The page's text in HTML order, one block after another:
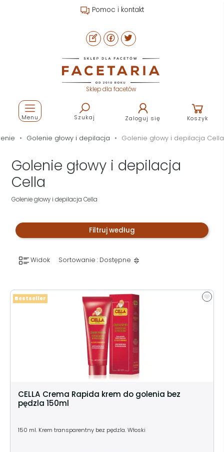
Pomoc i kontakt
Sklep dla facetów
Szukaj Zaloguj się Koszyk
Menu
Golenie głowy i depilacja Golenie głowy i depilacja Cella
Golenie głowy i depilacja
Cella
Golenie głowy i depilacja Cella
Filtruj według
Widok Sortowanie : Dostępne
CELLA Crema Rapida krem do golenia bez
pędzla 150ml
150 ml. Krem transparentny bez pędzla. Włoski
Bestseller